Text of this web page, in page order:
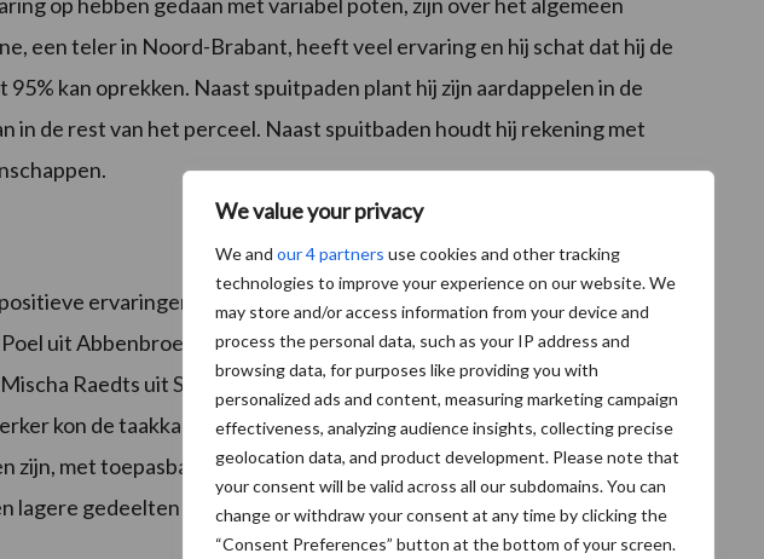
We value your privacy
We and our 4 partners use cookies and other tracking
technologies to improve your experience on our website. We
may store and/or access information from your device and
process the personal data, such as your IP address and
browsing data, for purposes like providing you with
personalized ads and content, measuring marketing campaign
effectiveness, analyzing audience insights, collecting precise
geolocation data, and product development. Please note that
your consent will be valid across all our subdomains. You can
change or withdraw your consent at any time by clicking the
“Consent Preferences” button at the bottom of your screen.
een teler in Noord-Brabant, heeft veel ervaring en hij schat dat hij de
95% kan oprekken. Naast spuitpaden plant hij zijn aardappelen in de
in de rest van het perceel. Naast spuitbaden houdt hij rekening met
ervaringen, al lopen ze wel tegen technische beperkingen aan.
uit Abbenbroek dat zijn pas drie jaar oude pootmachine niet geschikt
Raedts uit Sevenum loopt tegen technische beperkingen aan. De
kon de taakkaart van zijn perceel niet lezen. Raedts denkt dat een
zijn, met toepasbare informatie over het maken van een bodemscan,
lagere gedeelten en welke pootafstand het beste werkt.